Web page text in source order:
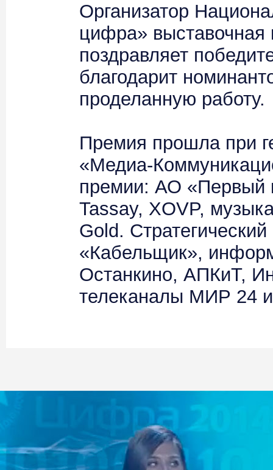
Организатор
цифра»
поздравляет
благодарит
проделанную работу.
Премия прошла при
«Медиа-
премии: АО «Первый
Tassay, XOVP,
Gold.
«Кабельщик»,
Останкино, АПКиТ,
телеканалы МИР 24